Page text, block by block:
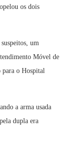
os dois
um
Móvel de
o Hospital
a arma usada
dupla era